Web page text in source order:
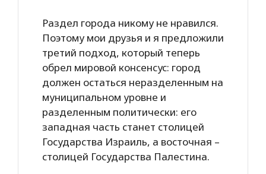
Раздел города никому не нравился.
Поэтому мои друзья и я предложили
третий подход, который теперь
обрел мировой консенсус: город
должен остаться неразделенным на
муниципальном уровне и
разделенным политически: его
западная часть станет столицей
Государства Израиль, а восточная –
столицей Государства Палестина.